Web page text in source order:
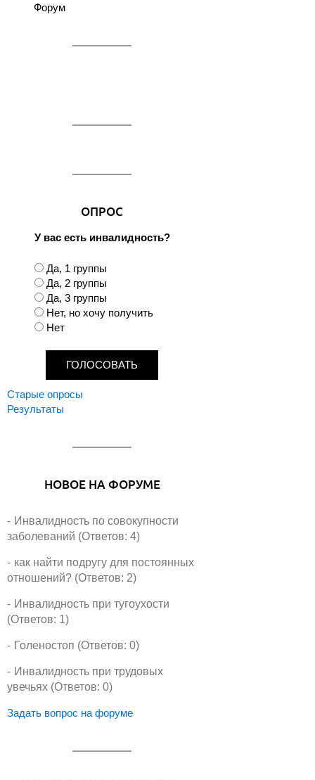
Форум
ОПРОС
У вас есть инвалидность?
В
а
р
и
а
Да, 1 группы
Да, 2 группы
Да, 3 группы
Нет, но хочу получить
Нет
Старые опросы
Результаты
НОВОЕ НА ФОРУМЕ
Инвалидность по совокупности
заболеваний (Ответов: 4)
как найти подругу для постоянных
отношений? (Ответов: 2)
Инвалидность при тугоухости
(Ответов: 1)
Голеностоп (Ответов: 0)
Инвалидность при трудовых
увечьях (Ответов: 0)
Задать вопрос на форуме